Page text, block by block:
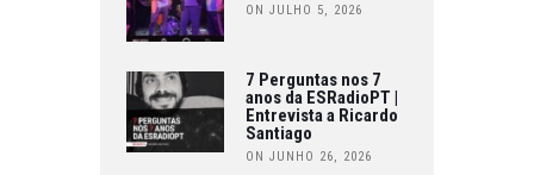
ON JULHO 5, 2026
7 Perguntas nos 7
anos da ESRadioPT |
Entrevista a Ricardo
Santiago
ON JUNHO 26, 2026